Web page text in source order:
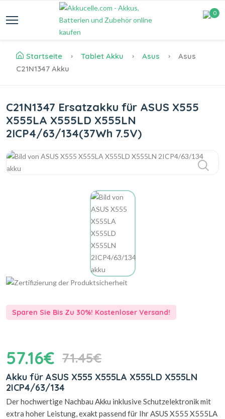
0
Startseite Tablet Akku Asus
Asus
C21N1347 Akku
C21N1347 Ersatzakku für ASUS X555
X555LA X555LD X555LN
2ICP4/63/134(37Wh 7.5V)
Sparen Sie Bis Zu 30%! Kostenloser Versand!
57.16€ 71.45€
Akku für ASUS X555 X555LA X555LD X555LN
2ICP4/63/134
Der hochwertige Nachbau Akku inklusive Schutzelektronik mit
extra hoher Leistung, exakt passend für Ihr ASUS X555 X555LA